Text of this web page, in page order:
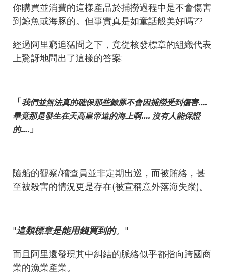
你購買並消費的這樣產品於捕撈過程中是不會傷害
到鯨魚或海豚的。但事實真是如童話般美好嗎??
經過阿里窮追猛問之下，竟從核發標章的組織代表
上驚訝地問出了這樣的答案:
「 我們並無法真的確保那些鯨豚不會因捕撈受到傷害….
畢竟那是發生在天高皇帝遠的海上啊…. 沒有人能保證
的…. 」
隨船的觀察/稽查員並非定期出巡，而被賄絡，甚
至被殺害的情況更是存在(被宣稱意外落海失蹤)。
"這類標章是能用錢買到的。"
而且阿里還發現其中糾結的脈絡似乎都指向跨國商
業的漁業產業。